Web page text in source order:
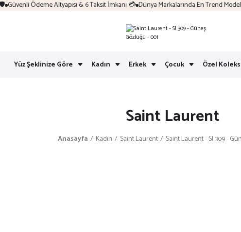
Güvenli Ödeme Altyapısı & 6 Taksit İmkanı 💳 Dünya Markalarında En Trend
Yüz Şeklinize Göre Kadın Erkek Çocuk Özel
Saint Laurent
Anasayfa Kadın Saint Laurent Saint Laurent - Sl 309 -